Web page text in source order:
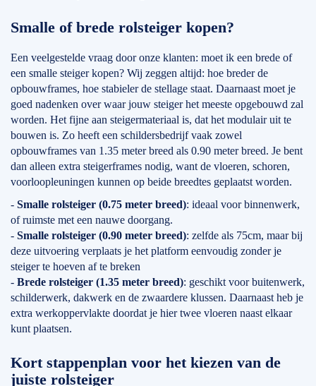
Smalle of brede rolsteiger kopen?
Een veelgestelde vraag door onze klanten: moet ik een brede of
een smalle steiger kopen? Wij zeggen altijd: hoe breder de
opbouwframes, hoe stabieler de stellage staat. Daarnaast moet je
goed nadenken over waar jouw steiger het meeste opgebouwd zal
worden. Het fijne aan steigermateriaal is, dat het modulair uit te
bouwen is. Zo heeft een schildersbedrijf vaak zowel
opbouwframes van 1.35 meter breed als 0.90 meter breed. Je bent
dan alleen extra steigerframes nodig, want de vloeren, schoren,
voorloopleuningen kunnen op beide breedtes geplaatst worden.
- Smalle rolsteiger (0.75 meter breed): ideaal voor binnenwerk,
of ruimste met een nauwe doorgang.
- Smalle rolsteiger (0.90 meter breed): zelfde als 75cm, maar bij
deze uitvoering verplaats je het platform eenvoudig zonder je
steiger te hoeven af te breken
- Brede rolsteiger (1.35 meter breed): geschikt voor buitenwerk,
schilderwerk, dakwerk en de zwaardere klussen. Daarnaast heb je
extra werkoppervlakte doordat je hier twee vloeren naast elkaar
kunt plaatsen.
Kort stappenplan voor het kiezen van de
juiste rolsteiger